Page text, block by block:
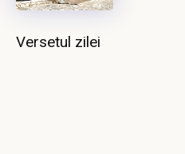
Versetul zilei